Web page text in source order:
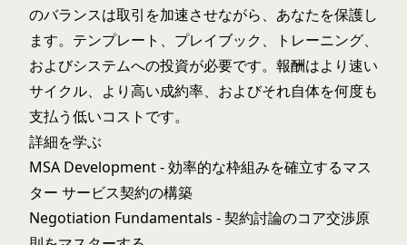
のバランスは取引を加速させながら、あなたを保護し
ます。テンプレート、プレイブック、トレーニング、
およびシステムへの投資が必要です。報酬はより速い
サイクル、より高い成約率、およびそれ自体を何度も
支払う低いコストです。
詳細を学ぶ
MSA Development- 効率的な枠組みを確立するマス
ター サービス契約の構築
Negotiation Fundamentals - 契約討論のコア交渉原